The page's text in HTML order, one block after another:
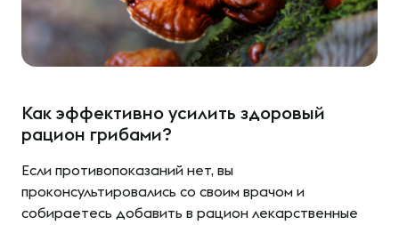
Как эффективно усилить здоровый
рацион грибами?
Если противопоказаний нет, вы
проконсультировались со своим врачом и
собираетесь добавить в рацион лекарственные